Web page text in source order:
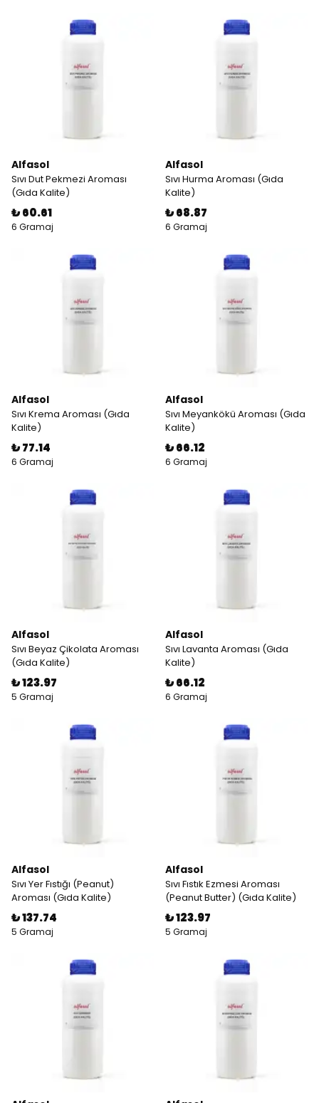
Alfasol
Sıvı Dut Pekmezi Aroması
(Gıda Kalite)
₺ 60.61
6 Gramaj
Alfasol
Sıvı Hurma Aroması (Gıda
Kalite)
₺ 68.87
6 Gramaj
Alfasol
Sıvı Krema Aroması (Gıda
Kalite)
₺ 77.14
6 Gramaj
Alfasol
Sıvı Meyankökü Aroması (Gıda
Kalite)
₺ 66.12
6 Gramaj
Alfasol
Sıvı Beyaz Çikolata Aroması
(Gıda Kalite)
₺ 123.97
5 Gramaj
Alfasol
Sıvı Lavanta Aroması (Gıda
Kalite)
₺ 66.12
6 Gramaj
Alfasol
Sıvı Yer Fıstığı (Peanut)
Aroması (Gıda Kalite)
₺ 137.74
5 Gramaj
Alfasol
Sıvı Fıstık Ezmesi Aroması
(Peanut Butter) (Gıda Kalite)
₺ 123.97
5 Gramaj